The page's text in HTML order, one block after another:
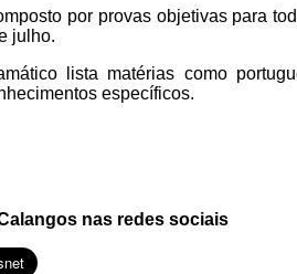
por provas objetivas para
julho.
lista matérias como
específicos.
nas redes sociais